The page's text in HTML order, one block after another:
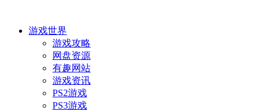
游戏世界
游戏攻略
网盘资源
有趣网站
游戏资讯
PS2游戏
PS3游戏